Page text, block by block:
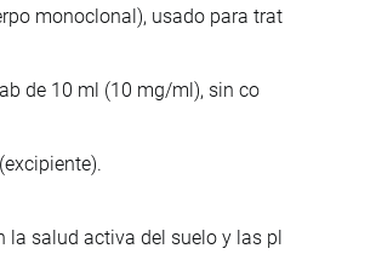
monoclonal), usado para trat
de 10 ml (10 mg/ml), sin co
la salud activa del suelo y las pl